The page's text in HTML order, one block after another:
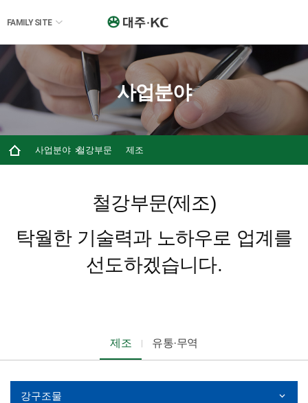
FAMILY SITE
사업분야
사업분야 철강부문 제조
철강부문(제조)
탁월한 기술력과 노하우로 업계를
선도하겠습니다.
제조 유통·무역
강구조물